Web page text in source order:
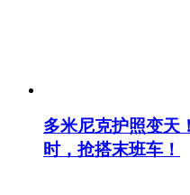
多米尼克护照变天
时，抢搭末班车！